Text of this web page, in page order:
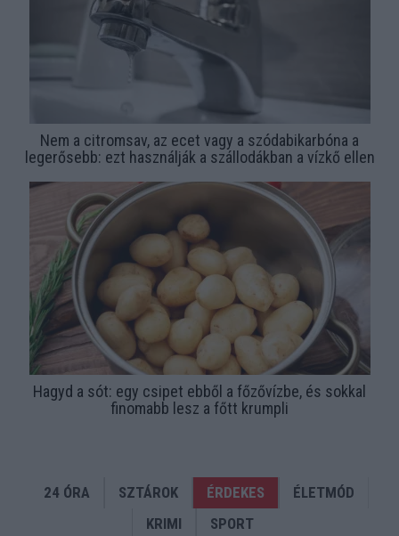
Nem a citromsav, az ecet vagy a szódabikarbóna a
legerősebb: ezt használják a szállodákban a vízkő ellen
Hagyd a sót: egy csipet ebből a főzővízbe, és sokkal
finomabb lesz a főtt krumpli
24 ÓRA SZTÁROK ÉRDEKES
ÉLETMÓD
KRIMI
SPORT